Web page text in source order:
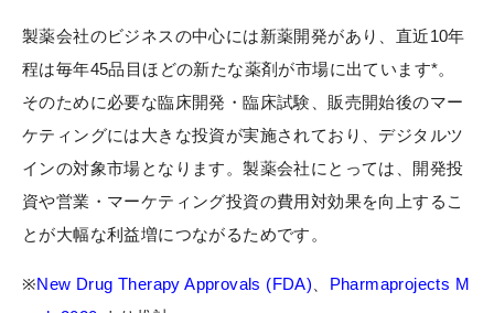
製薬会社のビジネスの中心には新薬開発があり、直近10年
程は毎年45品目ほどの新たな薬剤が市場に出ています*。
そのために必要な臨床開発・臨床試験、販売開始後のマー
ケティングには大きな投資が実施されており、デジタルツ
インの対象市場となります。製薬会社にとっては、開発投
資や営業・マーケティング投資の費用対効果を向上するこ
とが大幅な利益増につながるためです。
※New Drug Therapy Approvals (FDA)
Pharmaprojects M